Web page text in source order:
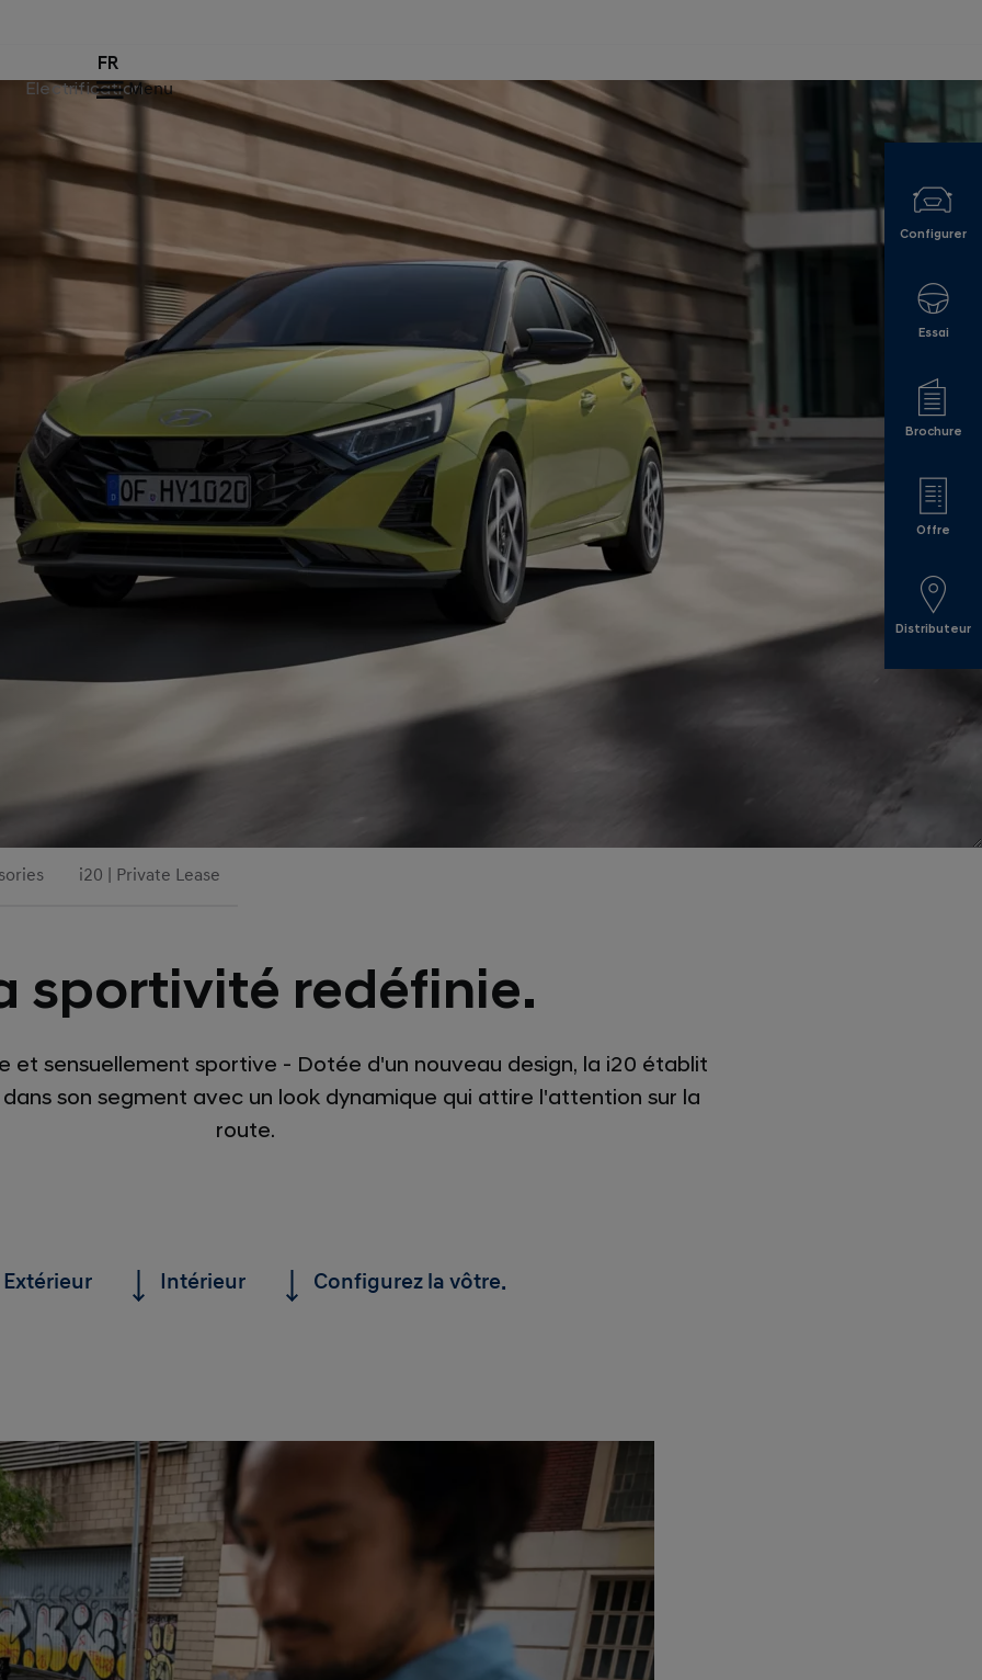
Electrification
FR
Menu
i20 | Private Lease
sportivité redéfinie.
et sensuellement sportive - Dotée d'un nouveau design, la i20 établit
son segment avec un look dynamique qui attire l'attention sur la
route.
Configurer
Essai
Brochure
Offre
Distributeur
Extérieur Intérieur Configurez la vôtre.